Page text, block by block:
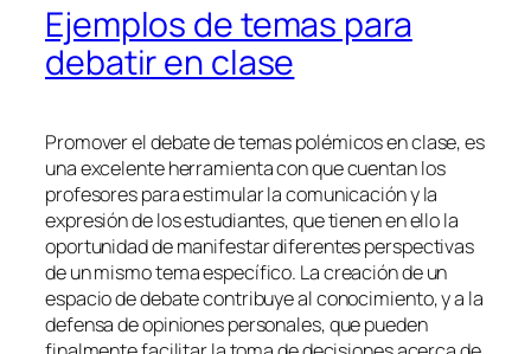
Ejemplos de temas para
debatir en clase
Promover el debate de temas polémicos en clase, es
una excelente herramienta con que cuentan los
profesores para estimular la comunicación y la
expresión de los estudiantes, que tienen en ello la
oportunidad de manifestar diferentes perspectivas
de un mismo tema específico. La creación de un
espacio de debate contribuye al conocimiento, y a la
defensa de opiniones personales, que pueden